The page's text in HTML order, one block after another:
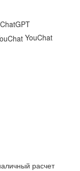
ChatGPT
YouChat
расчет